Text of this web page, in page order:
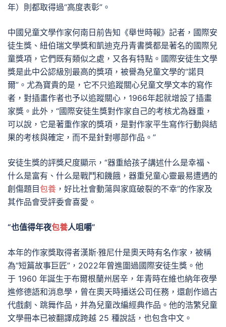
年）則都取得過“高度表彰”。
中國兒童文學作家何南日前告知《舉世時報》記者，國際安
徒生獎、紐伯瑞文學獎和凱迪克丹青書獎都是著名的國際兒
童獎項，它們既有類似之處，又各有特點。國際安徒生文學
獎是此中公認級別最高的獎項，被譽為兒童文學的“諾貝
爾”。尤為寶貴的是，它不只追蹤關心兒童文學文本的寫作
者，對插畫作者也予以追蹤關心，1966年起就增設了插畫
家獎。此外，“國際安徒生獎對作家自己的考核尤為器重，
可以說，它是著重作家的獎項，是對作家平生寫作行動與結
果的考核與確定，而不是針對哪部作品。”
安徒生獎的評獎尺度顯示，“器重給孩子講述什么是幸福、
什么是富有、什么是戰鬥和饑餓，器重兒童心靈最易遭遇的
創傷題目包養 ，好比社會動蕩與家庭破裂的不幸”的作家及
其作品會受評委會喜愛。
“也值得年夜包養人咀嚼”
本年的作家獎取得者漢斯·雅尼什是奧天時有名作家，被稱
為“短篇故事巨匠”，2022年曾進圍過國際安徒生獎。他
于 1960 年誕生于布爾根蘭州居辛，年青時在維也納年夜學
進修德語和消息學，曾在奧天時播送公司任務，還創作過古
代戲劇、跳舞作品，并為兒童改編經典作品。他的浩繁兒童
文學冊本已被翻譯成跨越 25 種說話，也包含中文。